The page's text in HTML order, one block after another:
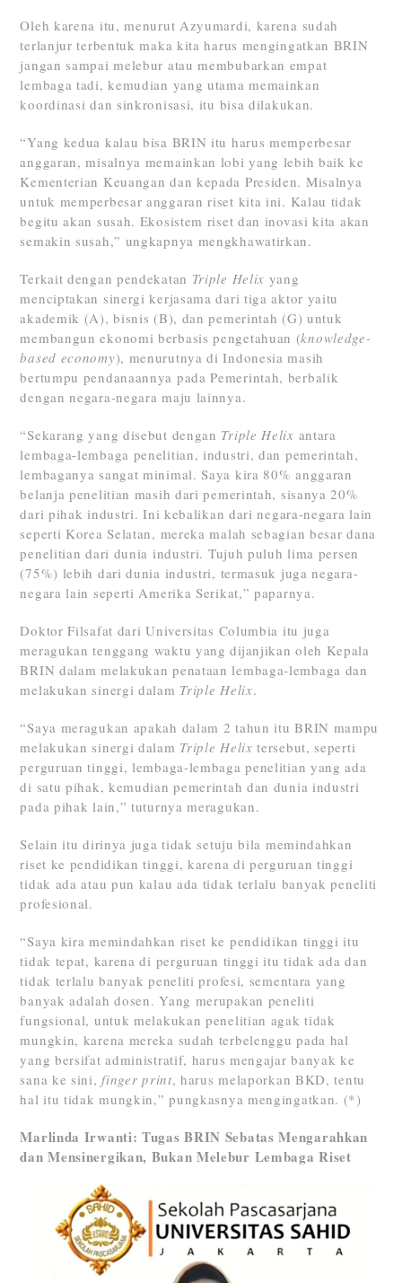
Oleh karena itu, menurut Azyumardi, karena sudah
terlanjur terbentuk maka kita harus mengingatkan BRIN
jangan sampai melebur atau membubarkan empat
lembaga tadi, kemudian yang utama memainkan
koordinasi dan sinkronisasi, itu bisa dilakukan.
“Yang kedua kalau bisa BRIN itu harus memperbesar
anggaran, misalnya memainkan lobi yang lebih baik ke
Kementerian Keuangan dan kepada Presiden. Misalnya
untuk memperbesar anggaran riset kita ini. Kalau tidak
begitu akan susah. Ekosistem riset dan inovasi kita akan
semakin susah,” ungkapnya mengkhawatirkan.
Terkait dengan pendekatan Triple Helix yang
menciptakan sinergi kerjasama dari tiga aktor yaitu
akademik (A), bisnis (B), dan pemerintah (G) untuk
membangun ekonomi berbasis pengetahuan (knowledge-
based economy), menurutnya di Indonesia masih
bertumpu pendanaannya pada Pemerintah, berbalik
dengan negara-negara maju lainnya.
“Sekarang yang disebut dengan Triple Helix antara
lembaga-lembaga penelitian, industri, dan pemerintah,
lembaganya sangat minimal. Saya kira 80% anggaran
belanja penelitian masih dari pemerintah, sisanya 20%
dari pihak industri. Ini kebalikan dari negara-negara lain
seperti Korea Selatan, mereka malah sebagian besar dana
penelitian dari dunia industri. Tujuh puluh lima persen
(75%) lebih dari dunia industri, termasuk juga negara-
negara lain seperti Amerika Serikat,” paparnya.
Doktor Filsafat dari Universitas Columbia itu juga
meragukan tenggang waktu yang dijanjikan oleh Kepala
BRIN dalam melakukan penataan lembaga-lembaga dan
melakukan sinergi dalam Triple Helix.
“Saya meragukan apakah dalam 2 tahun itu BRIN mampu
melakukan sinergi dalam Triple Helix tersebut, seperti
perguruan tinggi, lembaga-lembaga penelitian yang ada
di satu pihak, kemudian pemerintah dan dunia industri
pada pihak lain,” tuturnya meragukan.
Selain itu dirinya juga tidak setuju bila memindahkan
riset ke pendidikan tinggi, karena di perguruan tinggi
tidak ada atau pun kalau ada tidak terlalu banyak peneliti
profesional.
“Saya kira memindahkan riset ke pendidikan tinggi itu
tidak tepat, karena di perguruan tinggi itu tidak ada dan
tidak terlalu banyak peneliti profesi, sementara yang
banyak adalah dosen. Yang merupakan peneliti
fungsional, untuk melakukan penelitian agak tidak
mungkin, karena mereka sudah terbelenggu pada hal
yang bersifat administratif, harus mengajar banyak ke
sana ke sini,finger print, harus melaporkan BKD, tentu
hal itu tidak mungkin,” pungkasnya mengingatkan. (*)
Marlinda Irwanti: Tugas BRIN Sebatas Mengarahkan
dan Mensinergikan, Bukan Melebur Lembaga Riset